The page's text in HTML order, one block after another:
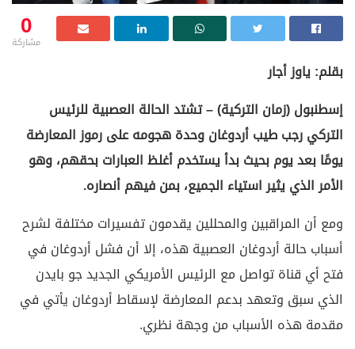
0
مشاركة
بقلم: ياوز أجار
إسطنبول (زمان التركية) – تشتد الحالة العصبية للرئيس
التركي رجب طيب أردوغان وحدة هجومه على رموز المعارضة
يومًا بعد يوم بحيث بدأ يستخدم أغلظ العبارات بحقهم، وهو
الأمر الذي يثير استياء الجميع، بمن فيهم أنصاره.
ومع أن المراقبين والمحللين يقدمون تفسيرات مختلفة لشرح
أسباب حالة أردوغان العصبية هذه، إلا أن فشل أردوغان في
فتح أي قناة تواصل مع الرئيس الأمريكي الجديد جو بايدن
الذي سبق وتعهد بدعم المعارضة لإسقاط أردوغان يأتي في
مقدمة هذه الأسباب من وجهة نظري.